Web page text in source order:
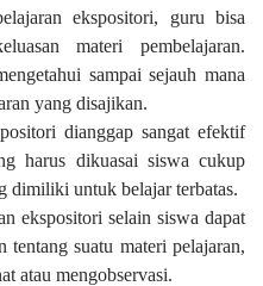
ekspositori, guru bisa
materi pembelajaran.
sampai sejauh mana
yang disajikan.
dianggap sangat efektif
harus dikuasai siswa cukup
dimiliki untuk belajar terbatas.
ekspositori selain siswa dapat
tentang suatu materi pelajaran,
atau mengobservasi.